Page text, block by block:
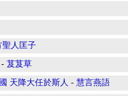
聖人匡子
- 芨芨草
天降大任於斯人 - 慧言燕語